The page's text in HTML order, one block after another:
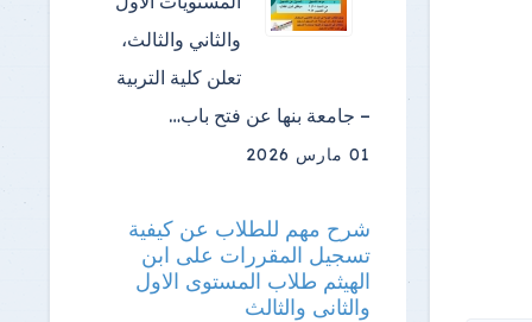
والثاني والثالث،
تعلن كلية التربية
– جامعة بنها عن فتح باب…
01 مارس 2026
شرح مهم للطلاب عن كيفية
تسجيل المقررات على ابن
الهيثم طلاب المستوى الاول
والثانى والثالث